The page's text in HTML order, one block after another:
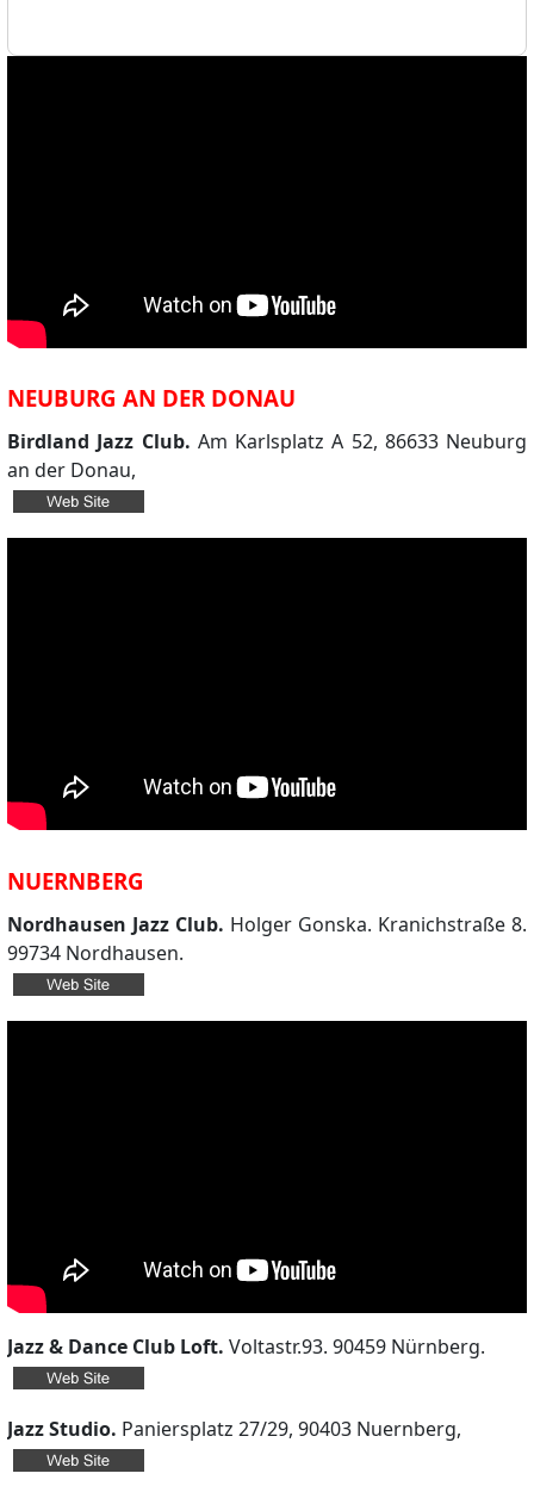
NEUBURG AN DER DONAU
Birdland Jazz Club. Am Karlsplatz A 52, 86633 Neuburg
an der Donau,
NUERNBERG
Nordhausen Jazz Club. Holger Gonska. Kranichstraße 8.
99734 Nordhausen.
Jazz & Dance Club Loft. Voltastr.93. 90459 Nürnberg.
Jazz Studio. Paniersplatz 27/29, 90403 Nuernberg,